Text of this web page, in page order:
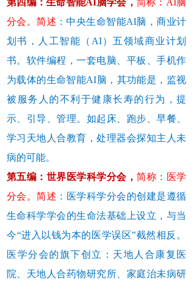
第四编：生命智能AI脑学会， 简称：AI脑
分会。简述 ：中央生命智能AI脑，商业计
划书，人工智能（AI）五领域商业计划
书。软件编程，一套电脑、平板、手机作
为载体的生命智能AI脑，其功能是，监视
被服务人的不利于健康长寿的行为，提
示、引导、管理。如起床、跑步、早餐、
学习天地人合教育，处理器会探知主人未
病的可能。
第五编：世界医学科学分会，简称：医学
分会。简述 ：医学科学分会的创建是遵循
生命科学学会的生命法基础上设立，与当
今“进入以钱为本的医学误区”截然相反。
医学分会的旗下创立：天地人合康复医
院、天地人合药物研究所、家庭治未病研